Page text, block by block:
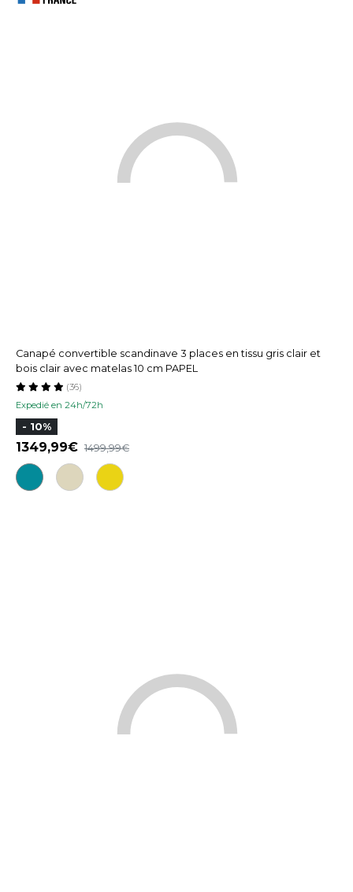
Canapé convertible scandinave 3 places en tissu gris clair et
bois clair avec matelas 10 cm PAPEL
Expedié en 24h/72h
(36)
- 10%
1349,99 1499,99